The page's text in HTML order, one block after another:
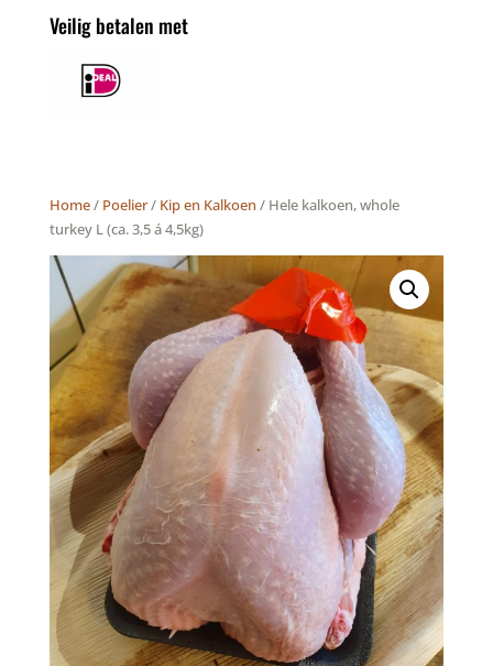
Home/ Poelier/ Kip en Kalkoen / Hele kalkoen, whole
turkey L (ca. 3,5 á 4,5kg)
Veilig betalen met